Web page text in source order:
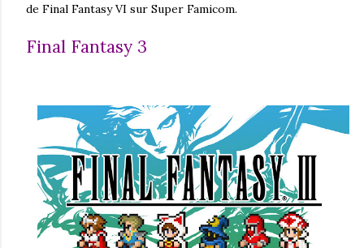
de Final Fantasy VI sur Super Famicom.
Final Fantasy 3